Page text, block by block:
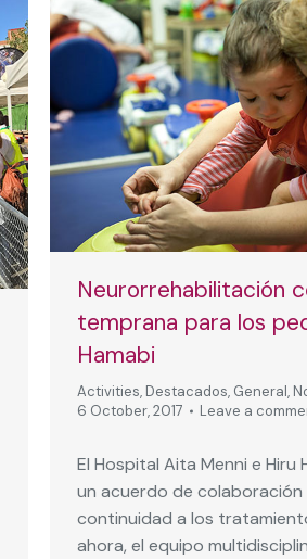
Neurorrehabilitación
temprana para los
Hamabi
Activities, Destacados, General,
6 October, 2017
Leave a
El Hospital Aita Menni e Hiru
un acuerdo de
continuidad a los
ahora, el equipo